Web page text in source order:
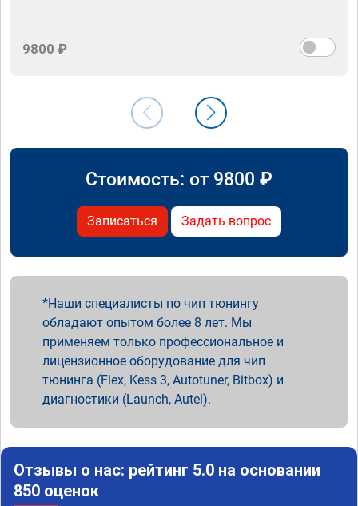
9800 ₽
Стоимость: от 9800 ₽
Записаться Задать вопрос
Наши специалисты по чип тюнингу
обладают опытом более 8 лет. Мы
применяем только профессиональное и
лицензионное оборудование для чип
тюнинга (Flex, Kess 3, Autotuner, Bitbox) и
диагностики (Launch, Autel).
Отзывы о нас: рейтинг 5.0 на основании
850 оценок